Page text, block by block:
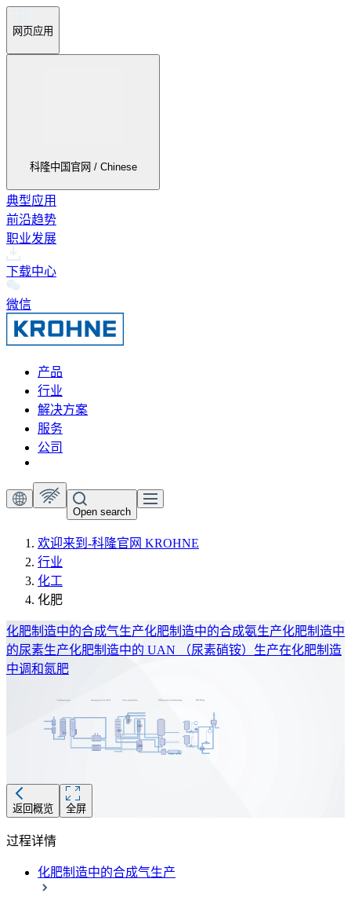
网页应用
科隆中国官网 / Chinese
典型应用
前沿趋势
职业发展
下载中心
微信
产品
行业
解决方案
服务
公司
Open search
欢迎来到-科隆官网 KROHNE
行业
化工
化肥
化肥制造中的合成气生产化肥制造中的合成氨生产化肥制造中
的尿素生产化肥制造中的 UAN （尿素硝铵）生产在化肥制造
中调和氮肥
返回概览 全屏
过程详情
化肥制造中的合成气生产